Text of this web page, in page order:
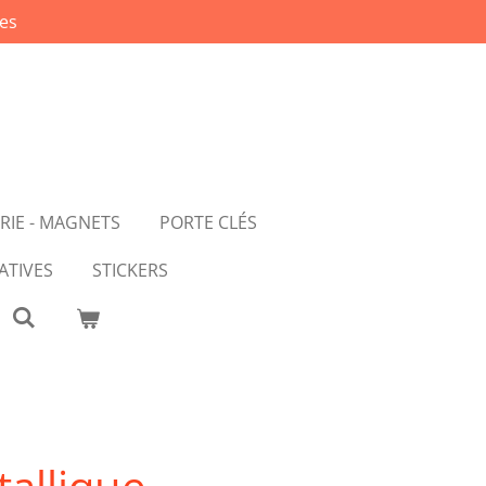
- MAGNETS
PORTE CLÉS
STICKERS